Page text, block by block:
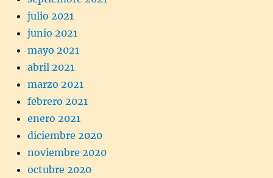
julio 2021
junio 2021
mayo 2021
abril 2021
marzo 2021
febrero 2021
enero 2021
diciembre 2020
noviembre 2020
octubre 2020